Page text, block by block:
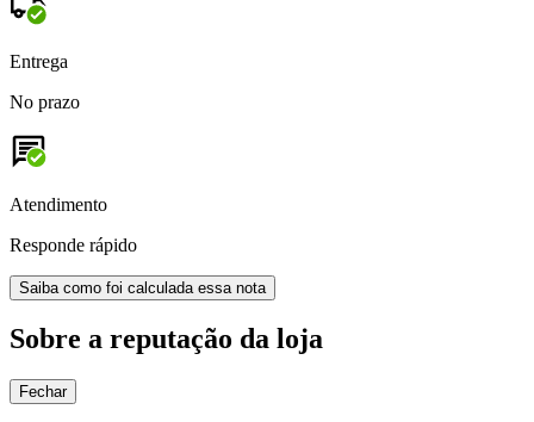
Entrega
No prazo
Atendimento
Responde rápido
Saiba como foi calculada essa nota
Sobre a reputação da loja
Fechar